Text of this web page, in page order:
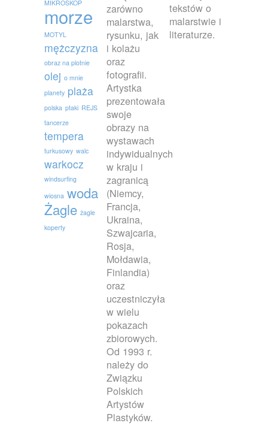
MIKROSKOP
morze
MOTYL
mężczyzna
obraz na plotnie
olej o mnie
planety plaża
polska ptaki REJS
tancerze
tempera
turkusowy walc
warkocz
windsurfing
wiosna woda
Żagle żagle
koperty
zarówno
malarstwa,
rysunku, jak
i kolażu
oraz
fotografii.
Artystka
prezentowała
swoje
obrazy na
wystawach
indywidualnych
w kraju i
zagranicą
(Niemcy,
Francja,
Ukraina,
Szwajcaria,
Rosja,
Mołdawia,
Finlandia)
oraz
uczestniczyła
w wielu
pokazach
zbiorowych.
Od 1993 r.
należy do
Związku
Polskich
Artystów
Plastyków.
tekstów o
malarstwie i
literaturze.